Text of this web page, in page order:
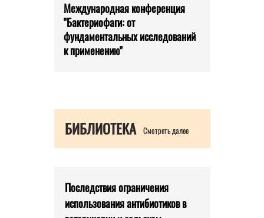
Международная конференция
"Бактериофаги: от
фундаментальных исследований
к применению"
БИБЛИОТЕКА Смотреть далее
Последствия ограничения
использования антибиотиков в